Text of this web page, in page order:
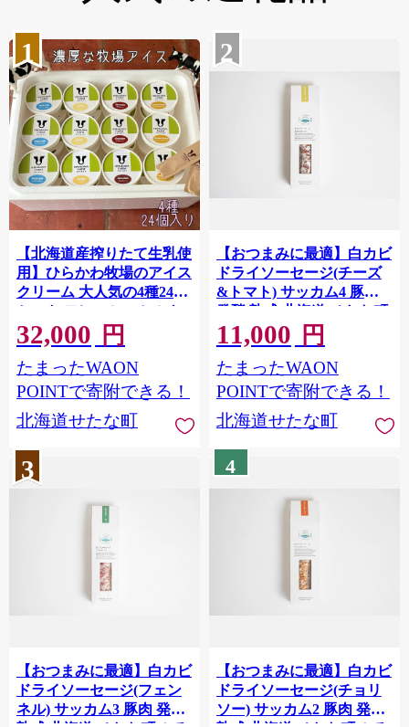
1
【北海道産搾りたて生乳使
用】ひらかわ牧場のアイス
クリーム 大人気の4種24個
セット フレッシュミルク
バニラ チョコ キャラメル
クランチ デザート スイー
ツ お取り寄せ ギフト せた
な町 ふるさと納税
32,000 円
たまったWAON
POINTで寄附できる！
北海道せたな町
2
【おつまみに最適】白カビ
ドライソーセージ(チーズ
&トマト) サッカム4 豚肉
発酵 熟成 北海道 せたな町
ふるさと納税
11,000 円
たまったWAON
POINTで寄附できる！
北海道せたな町
3
【おつまみに最適】白カビ
ドライソーセージ(フェン
ネル) サッカム3 豚肉 発酵
4
【おつまみに最適】白カビ
ドライソーセージ(チョリ
ソー) サッカム2 豚肉 発酵